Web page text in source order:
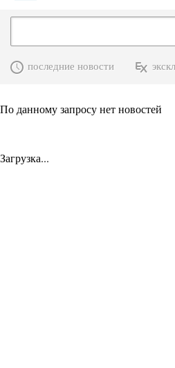
последние новости
По данному запросу нет новостей
Загрузка...